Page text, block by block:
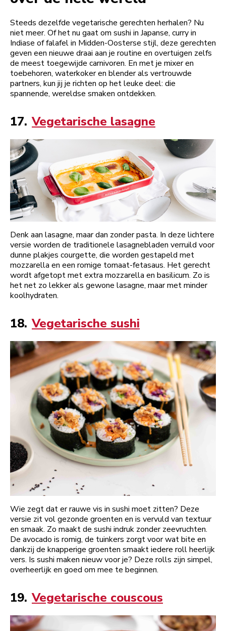
Steeds dezelfde vegetarische gerechten herhalen? Nu
niet meer. Of het nu gaat om sushi in Japanse, curry in
Indiase of falafel in Midden-Oosterse stijl, deze gerechten
geven een nieuwe draai aan je routine en overtuigen zelfs
de meest toegewijde carnivoren. En met je mixer en
toebehoren, waterkoker en blender als vertrouwde
partners, kun jij je richten op het leuke deel: die
spannende, wereldse smaken ontdekken.
17. Vegetarische lasagne
Denk aan lasagne, maar dan zonder pasta. In deze lichtere
versie worden de traditionele lasagnebladen verruild voor
dunne plakjes courgette, die worden gestapeld met
mozzarella en een romige tomaat-fetasaus. Het gerecht
wordt afgetopt met extra mozzarella en basilicum. Zo is
het net zo lekker als gewone lasagne, maar met minder
koolhydraten.
18. Vegetarische sushi
Wie zegt dat er rauwe vis in sushi moet zitten? Deze
versie zit vol gezonde groenten en is vervuld van textuur
en smaak. Zo maakt de sushi indruk zonder zeevruchten.
De avocado is romig, de tuinkers zorgt voor wat bite en
dankzij de knapperige groenten smaakt iedere roll heerlijk
vers. Is sushi maken nieuw voor je? Deze rolls zijn simpel,
overheerlijk en goed om mee te beginnen.
19. Vegetarische couscous